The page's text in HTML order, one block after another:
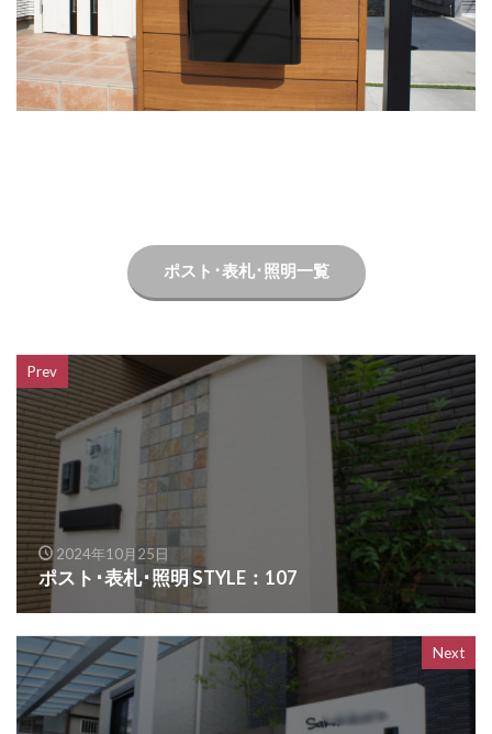
ポスト･表札･照明一覧
Prev
2024年10月25日
ポスト･表札･照明 STYLE：107
Next
LIXIL ベルニューズ
LIXIL ラフィーネ門扉
LIXIL ワイドシャッターS
LIXIL 切文字サイン
LIXIL 横型ポストP-1型
LIXIL 樹ら楽ステージ
OnlyOne ヴァリオネオ
OnlyOne ヴェリータヌーボS
OnlyOne エッジネームプレート
OnlyOne カーストップバー
OnlyOne クーリエ
OnlyOne サブレ
OnlyOne シャーポ
OnlyOne ショーケース エントランスユニット
OnlyOne ショーケース専用ボーノ
OnlyOne シンプルフレーム フロントネームプレート
OnlyOne シンライト
OnlyOne スマートポール セレクト
OnlyOne セレーノ
OnlyOne ティンバー
OnlyOne テンピオ
OnlyOne ナミプラス アール
OnlyOne ニューヨークスタイル